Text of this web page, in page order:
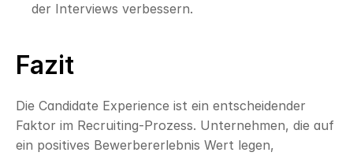
der Interviews verbessern.
Fazit
Die Candidate Experience ist ein entscheidender
Faktor im Recruiting-Prozess. Unternehmen, die auf
ein positives Bewerbererlebnis Wert legen,